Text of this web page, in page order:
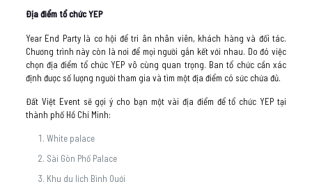
Địa điểm tổ chức YEP
Year End Party là cơ hội để tri ân nhân viên, khách hàng và đối tác.
Chương trình này còn là nơi để mọi người gắn kết với nhau. Do đó việc
chọn địa điểm tổ chức YEP vô cùng quan trọng. Ban tổ chức cần xác
định được số lượng người tham gia và tìm một địa điểm có sức chứa đủ.
Đất Việt Event sẽ gợi ý cho bạn một vài địa điểm để tổ chức YEP tại
thành phố Hồ Chí Minh:
White palace
Sài Gòn Phố Palace
Khu du lịch Bình Quới